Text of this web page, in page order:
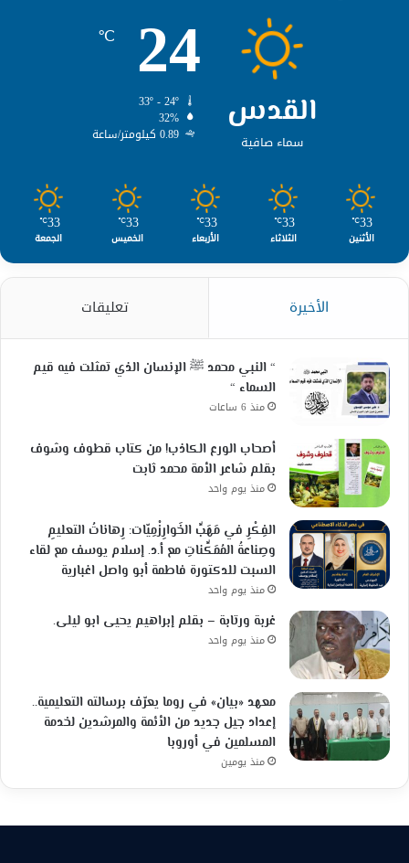
القدس
سماء صافية
24
℃
32%
0.89 كيلومتر/ساعة
33
℃
الأثنين
33
℃
الثلاثاء
33
℃
الأربعاء
33
℃
الخميس
33
℃
الجمعة
الأخيرة تعليقات
“ النبي محمد ﷺ الإنسان الذي تمثلت فيه قيم
السماء “
منذ 6 ساعات
أصحاب الورع الكاذب! من كتاب قطوف وشوف
بقلم شاعر الأمة محمد ثابت
منذ يوم واحد
الفِكْرِ في مَهَبِّ الخَوارِزْمِيّات: رِهاناتُ التعليمِ
وصِناعةُ المُمَكِّناتِ مع أ.د. إسلام يوسف مع لقاء
السبت للدكتورة فاطمة أبو واصل اغبارية
منذ يوم واحد
غربة ورتابة – بقلم إبراهيم يحيى ابو ليلى.
منذ يوم واحد
معهد «بيان» في روما يعرّف برسالته التعليمية..
إعداد جيل جديد من الأئمة والمرشدين لخدمة
المسلمين في أوروبا
منذ يومين